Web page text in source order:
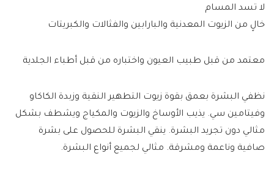
لا تسد المسام
خالٍ من الزيوت المعدنية والبارابين والفثالات والكبريتات
معتمد من قبل طبيب العيون واختباره من قبل أطباء الجلدية
نظفي البشرة بعمق بقوة زيوت التطهير النقية وزبدة الكاكاو
وفيتامين سي. يذيب الأوساخ والزيوت والمكياج ويشطف بشكل
مثالي دون تجريد البشرة. ينقي البشرة للحصول على بشرة
صافية وناعمة ومشرقة. مثالي لجميع أنواع البشرة.